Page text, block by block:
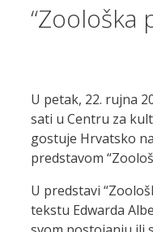
“Zoološka
U petak, 22. rujna
sati u Centru za
gostuje Hrvatsko
predstavom
U predstavi
tekstu Edwarda